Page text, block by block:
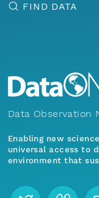
FIND DATA
Data Observation
Enabling new
universal access to
environment that